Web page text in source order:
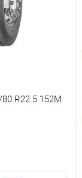
R22.5 152M